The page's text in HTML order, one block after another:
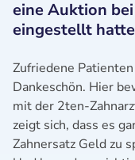
eine Auktion
eingestellt
Zufriedene
Dankeschön. Hier
mit der 2ten-
zeigt sich, dass es
Zahnersatz Geld zu